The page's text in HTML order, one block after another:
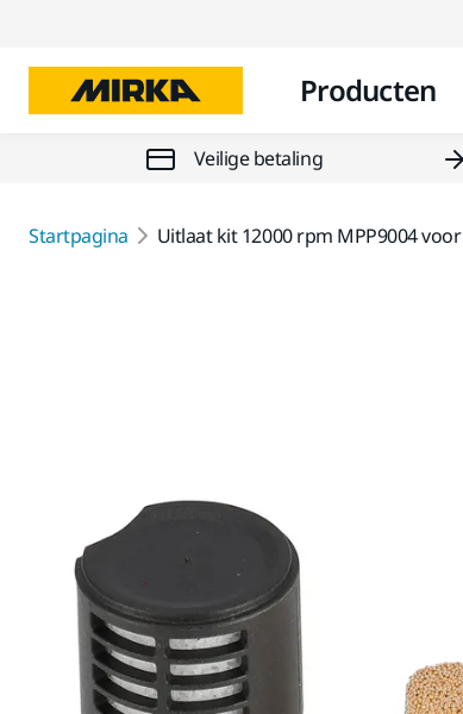
Producten
Veilige betaling
Startpagina Uitlaat kit 12000 rpm MPP9004 voor